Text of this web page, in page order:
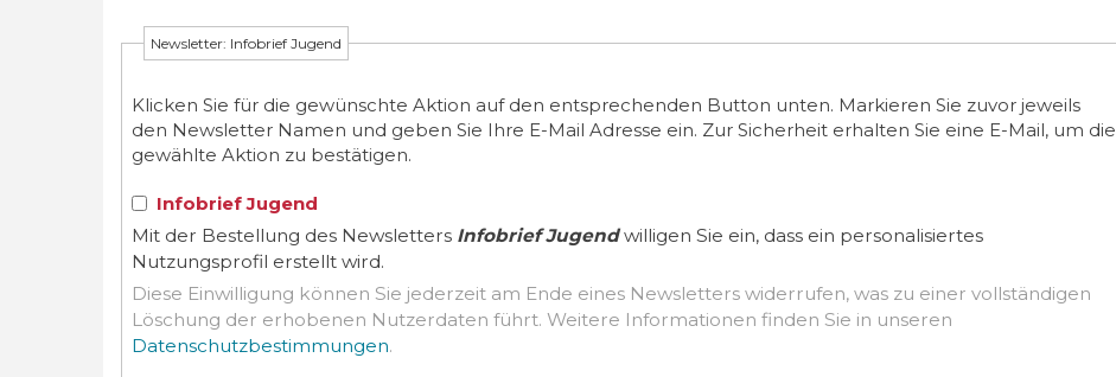
Newsletter: Infobrief Jugend
Klicken Sie für die gewünschte Aktion auf den entsprechenden Button unten. Markieren Sie zuvor jeweils
den Newsletter Namen und geben Sie Ihre E-Mail Adresse ein. Zur Sicherheit erhalten Sie eine E-Mail, um die
gewählte Aktion zu bestätigen.
Infobrief Jugend
Mit der Bestellung des Newsletters Infobrief Jugendwilligen Sie ein, dass ein personalisiertes
Nutzungsprofil erstellt wird.
Diese Einwilligung können Sie jederzeit am Ende eines Newsletters widerrufen, was zu einer vollständigen
Löschung der erhobenen Nutzerdaten führt. Weitere Informationen finden Sie in unseren
Datenschutzbestimmungen.